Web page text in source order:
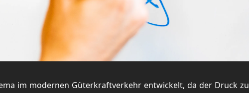
im modernen Güterkraftverkehr entwickelt, da der Druck